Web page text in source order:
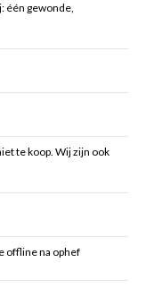
één gewonde,
te koop. Wij zijn ook
offline na ophef